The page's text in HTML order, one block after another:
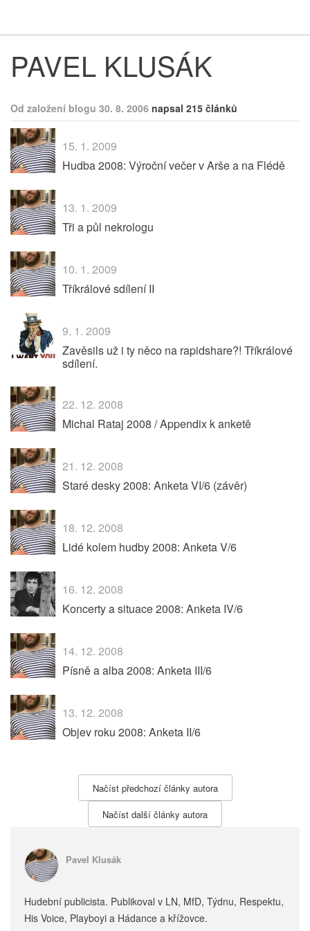
PAVEL KLUSÁK
Od založení blogu 30. 8. 2006 napsal 215 článků
15. 1. 2009
Hudba 2008: Výroční večer v Arše a na Flédě
13. 1. 2009
Tři a půl nekrologu
10. 1. 2009
Tříkrálové sdílení II
9. 1. 2009
Zavěsils už i ty něco na rapidshare?! Tříkrálové
sdílení.
22. 12. 2008
Michal Rataj 2008 / Appendix k anketě
21. 12. 2008
Staré desky 2008: Anketa VI/6 (závěr)
18. 12. 2008
Lidé kolem hudby 2008: Anketa V/6
16. 12. 2008
Koncerty a situace 2008: Anketa IV/6
14. 12. 2008
Písně a alba 2008: Anketa III/6
13. 12. 2008
Objev roku 2008: Anketa II/6
Načíst předchozí články autora
Načíst další články autora
Pavel Klusák
Hudební publicista. Publikoval v LN, MfD, Týdnu, Respektu,
His Voice, Playboyi a Hádance a křížovce.